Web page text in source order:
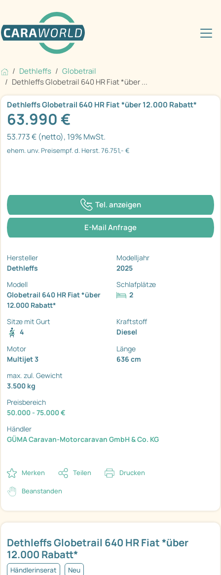
Dethleffs
Globetrail
Dethleffs Globetrail 640 HR Fiat *über ...
Dethleffs Globetrail 640 HR Fiat *über
12.000 Rabatt*
Händlerinserat Neu
Dethleffs Globetrail 640 HR Fiat *über 12.000 Rabatt*
63.990 €
53.773 € (netto), 19% MwSt.
ehem. unv. Preisempf. d. Herst. 76.751,- €
Tel. anzeigen
E-Mail Anfrage
Hersteller
Dethleffs
Modelljahr
2025
Modell
Globetrail 640 HR Fiat *über
12.000 Rabatt*
Schlafplätze
2
Sitze mit Gurt
4
Kraftstoff
Diesel
Motor
Multijet 3
Länge
636 cm
max. zul. Gewicht
3.500 kg
Preisbereich
50.000 - 75.000 €
Händler
GÜMA Caravan-Motorcaravan GmbH & Co. KG
Merken Teilen Drucken
Beanstanden